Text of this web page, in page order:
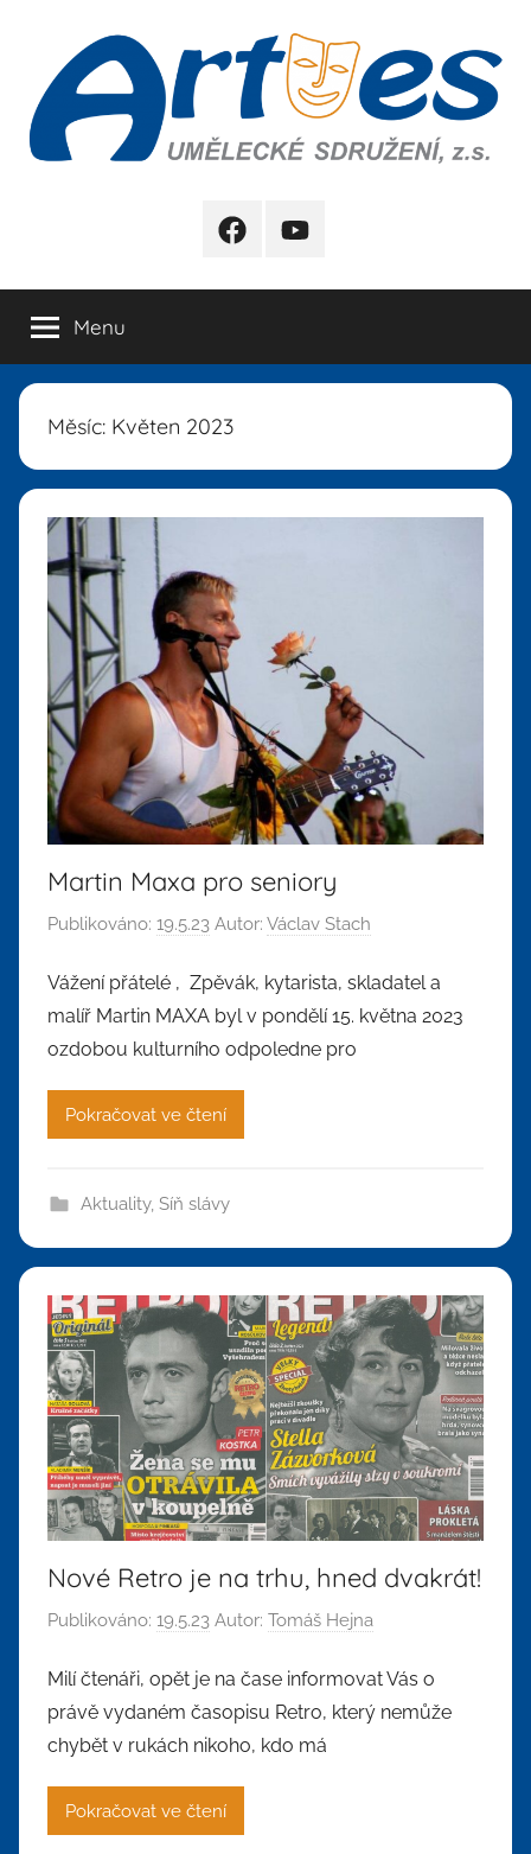
obsahu
FB YB
Menu
Měsíc: Květen 2023
Martin Maxa pro seniory
Publikováno: 19.5.23 Autor: Václav Stach
Vážení přátelé , Zpěvák, kytarista, skladatel a
malíř Martin MAXA byl v pondělí 15. května 2023
ozdobou kulturního odpoledne pro
Pokračovat ve čtení
Aktuality, Síň slávy
Nové Retro je na trhu, hned dvakrát!
Publikováno: 19.5.23 Autor: Tomáš Hejna
Milí čtenáři, opět je na čase informovat Vás o
právě vydaném časopisu Retro, který nemůže
chybět v rukách nikoho, kdo má
Pokračovat ve čtení